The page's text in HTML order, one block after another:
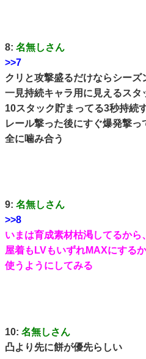
8: 名無しさん
>>7
クリと攻撃盛るだけならシー
一見持続キャラ用に見えるス
10スタック貯まってる3秒持続
レール撃った後にすぐ爆発撃
全に噛み合う
9: 名無しさん
>>8
いまは育成素材枯渇してるか
屋着もLVもいずれMAXにする
使うようにしてみる
10: 名無しさん
凸より先に餅が優先らしい